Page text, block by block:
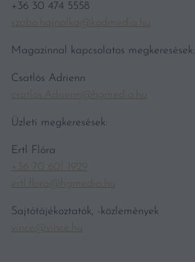
+36 30 474 5558
szabo.hajnalka@kodmedia.hu
Magazinnal kapcsolatos megkeresések:
Csatlós Adrienn
csatlos.Adrienn@hgmedia.hu
Üzleti megkeresések:
Ertl Flóra
+36 70 601 1929
ertl.flora@hgmedia.hu
Sajtótájékoztatók, -közlemények
vince@vince.hu